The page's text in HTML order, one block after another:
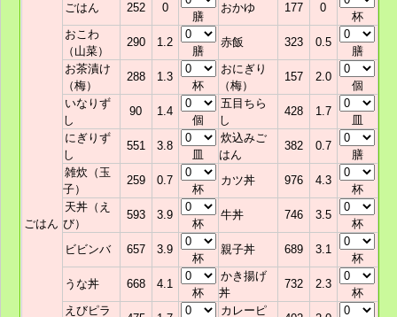
ごはん
ごはん 252 0
膳
おかゆ 177 0
杯
おこわ
（山菜）
290 1.2
膳
赤飯 323 0.5
膳
お茶漬け
（梅）
288 1.3
杯
おにぎり
（梅）
157 2.0
個
いなりず
し
90 1.4
個
五目ちら
し
428 1.7
皿
にぎりず
し
551 3.8
皿
炊込みご
はん
382 0.7
膳
雑炊（玉
子）
259 0.7
杯
カツ丼 976 4.3
杯
天丼（え
び）
593 3.9
杯
牛丼 746 3.5
杯
ビビンバ
657 3.9
杯
親子丼 689 3.1
杯
うな丼
668 4.1
杯
かき揚げ
丼
732 2.3
杯
えびピラ
カレーピ